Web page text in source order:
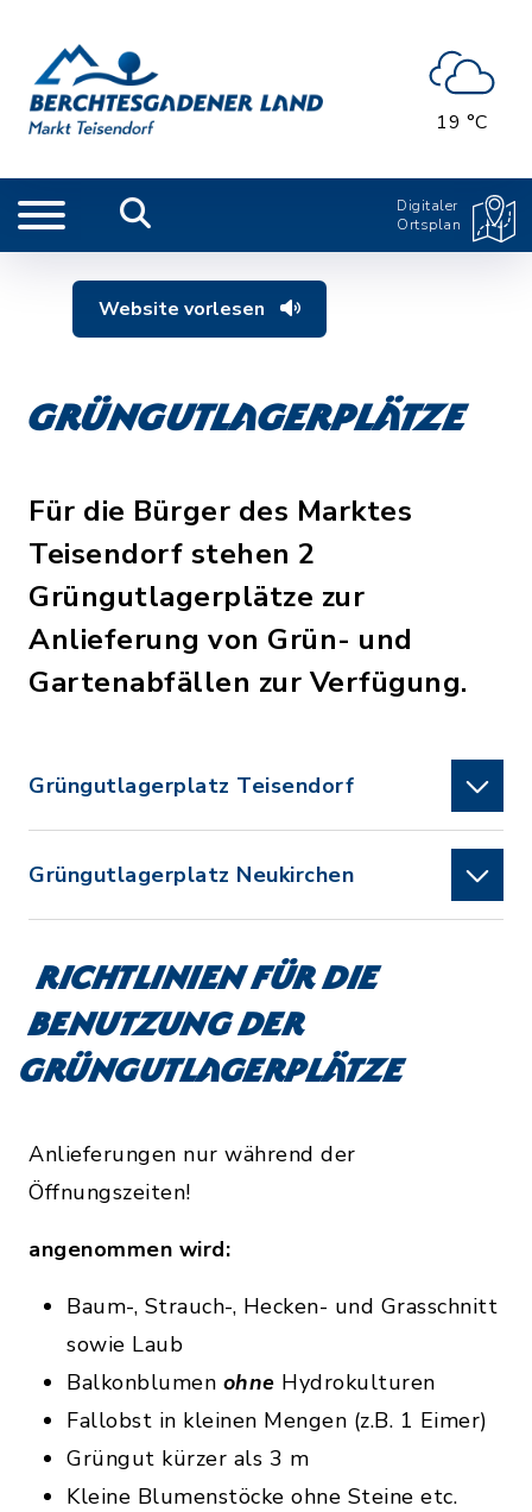
19 °C
Digitaler
Ortsplan
Website vorlesen
Grüngutlagerplätze
Für die Bürger des Marktes
Teisendorf stehen 2
Grüngutlagerplätze zur
Anlieferung von Grün- und
Gartenabfällen zur Verfügung.
Grüngutlagerplatz Teisendorf
Grüngutlagerplatz Neukirchen
Richtlinien für die
Benutzung der
Grüngutlagerplätze
Anlieferungen nur während der
Öffnungszeiten!
angenommen wird:
Baum-, Strauch-, Hecken- und Grasschnitt
sowie Laub
Balkonblumen ohne Hydrokulturen
Fallobst in kleinen Mengen (z.B. 1 Eimer)
Grüngut kürzer als 3 m
Kleine Blumenstöcke ohne Steine etc.